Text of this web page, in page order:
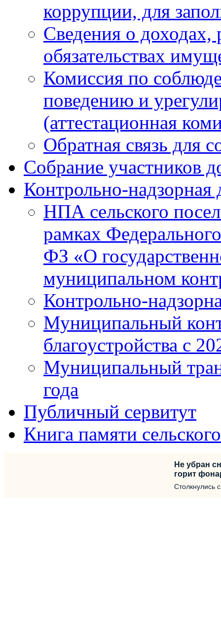
коррупции, для
Сведения о доходах,
обязательствах
Комиссия по
поведению и
(аттестационная
Обратная связь для
Собрание участников
Контрольно-надзорная
НПА сельского
рамках
ФЗ «О
муниципальном
Контрольно-
Муниципальный
благоустройства с
Муниципальный
года
Публичный сервитут
Книга памяти
Не убран
горит
Столкнулись